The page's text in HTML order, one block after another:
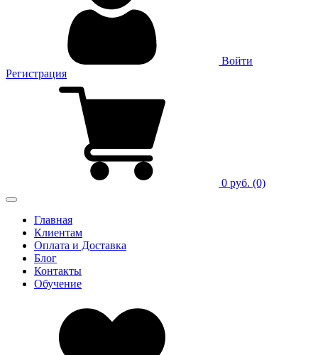
Войти
Регистрация
0 руб. (0)
Главная
Клиентам
Оплата и Доставка
Блог
Контакты
Обучение